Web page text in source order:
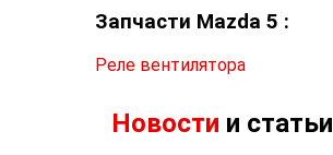
Запчасти Mazda 5 :
Реле вентилятора
Новости и статьи